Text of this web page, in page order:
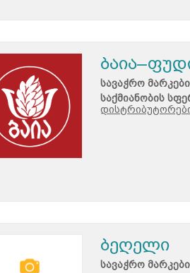
სავაჭრო
საქმიანობის
ბეღელი
სავაჭრო